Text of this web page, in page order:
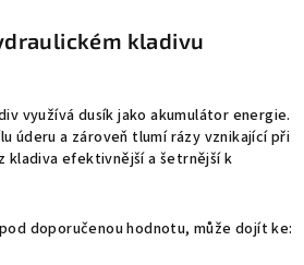
kladivu
využívá dusík jako akumulátor energie.
úderu a zároveň tlumí rázy vznikající při
kladiva efektivnější a šetrnější k
doporučenou hodnotu, může dojít ke: